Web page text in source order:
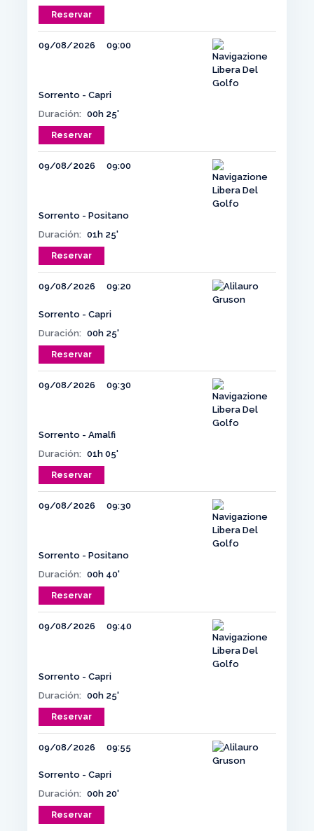
Reservar
09/08/2026 09:00
Sorrento - Capri
Duración: 00h 25'
Reservar
09/08/2026 09:00
Sorrento - Positano
Duración: 01h 25'
Reservar
09/08/2026 09:20
Sorrento - Capri
Duración: 00h 25'
Reservar
09/08/2026 09:30
Sorrento - Amalfi
Duración: 01h 05'
Reservar
09/08/2026 09:30
Sorrento - Positano
Duración: 00h 40'
Reservar
09/08/2026 09:40
Sorrento - Capri
Duración: 00h 25'
Reservar
09/08/2026 09:55
Sorrento - Capri
Duración: 00h 20'
Reservar